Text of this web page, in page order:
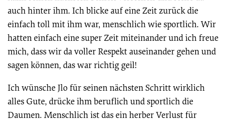
auch hinter ihm. Ich blicke auf eine Zeit zurück die
einfach toll mit ihm war, menschlich wie sportlich. Wir
hatten einfach eine super Zeit miteinander und ich freue
mich, dass wir da voller Respekt auseinander gehen und
sagen können, das war richtig geil!
Ich wünsche Jlo für seinen nächsten Schritt wirklich
alles Gute, drücke ihm beruflich und sportlich die
Daumen. Menschlich ist das ein herber Verlust für